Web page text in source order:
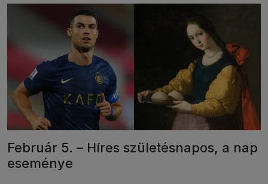
Február 5. – Híres születésnapos, a nap
eseménye